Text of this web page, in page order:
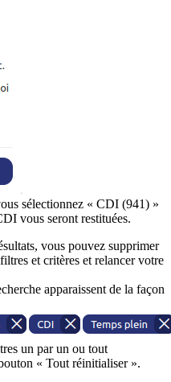
sélectionnez « CDI (941) »
vous seront restituées.
vous pouvez supprimer
et critères et relancer votre
apparaissent de la façon
un par un ou tout
« Tout réinitialiser ».